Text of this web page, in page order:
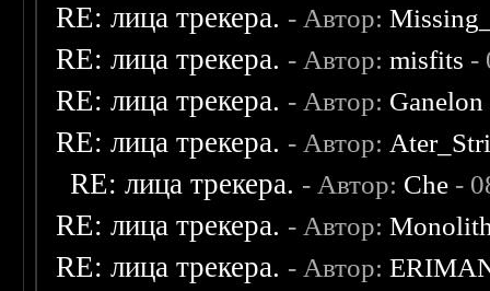
RE: лица трекера. - Автор:
RE: лица трекера. - Автор:misfits -
RE: лица трекера. - Автор: Ganelon
RE: лица трекера. - Автор:
RE: лица трекера. - Автор: Che -
RE: лица трекера. - Автор:
RE: лица трекера. - Автор: